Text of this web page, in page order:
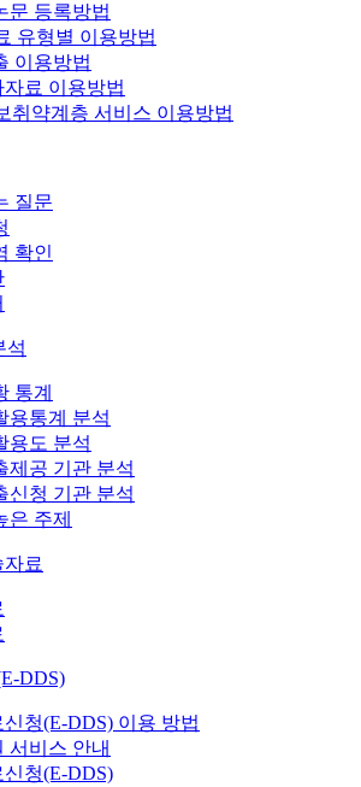
문 등록방법
유형별 이용방법
이용방법
료 이용방법
취약계층 서비스 이용방법
질문
확인
석
통계
용통계 분석
용도 분석
제공 기관 분석
신청 기관 분석
은 주제
료
DDS)
청(E-DDS) 이용 방법
서비스 안내
청(E-DDS)